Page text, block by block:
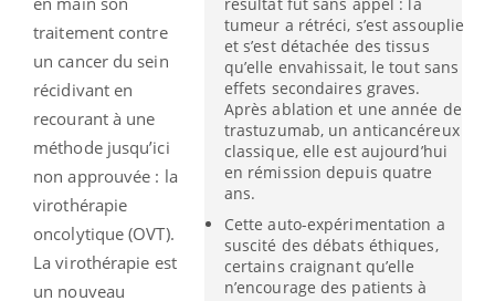
tumeur a rétréci, s’est assouplie
et s’est détachée des tissus
qu’elle envahissait, le tout sans
effets secondaires graves.
Après ablation et une année de
trastuzumab, un anticancéreux
classique, elle est aujourd’hui
en rémission depuis quatre
ans.
Cette auto-expérimentation a
suscité des débats éthiques,
certains craignant qu’elle
n’encourage des patients à
traitement contre
un cancer du sein
récidivant en
recourant à une
méthode jusqu’ici
non approuvée : la
virothérapie
oncolytique (OVT).
La virothérapie est
un nouveau